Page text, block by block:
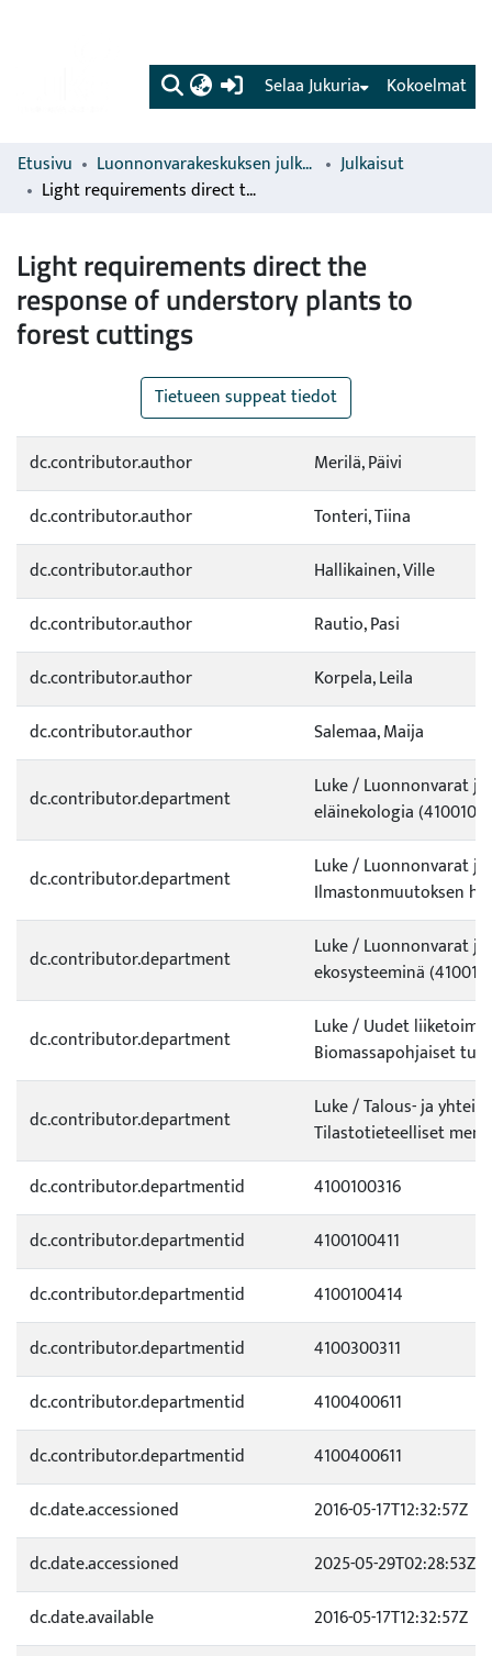
(current) Kokoelmat
Selaa Jukuria
Etusivu Luonnonvarakeskuksen julkaisut
Julkaisut
Light requirements direct the response of understory plants to forest cuttings
Light requirements direct the
response of understory plants to
forest cuttings
Tietueen suppeat tiedot
dc.contributor.author
Merilä, Päivi
dc.contributor.author
Tonteri, Tiina
dc.contributor.author
Hallikainen, Ville
dc.contributor.author
Rautio, Pasi
dc.contributor.author
Korpela, Leila
dc.contributor.author
Salemaa, Maija
dc.contributor.department
Luke / Luonnonvarat
eläinekologia
dc.contributor.department
Luke / Luonnonvarat
Ilmastonmuutoksen
dc.contributor.department
Luke / Luonnonvarat
ekosysteeminä
dc.contributor.department
Luke / Uudet
Biomassapohjaiset
dc.contributor.department
Luke / Talous- ja
Tilastotieteelliset
dc.contributor.departmentid
4100100316
dc.contributor.departmentid
4100100411
dc.contributor.departmentid
4100100414
dc.contributor.departmentid
4100300311
dc.contributor.departmentid
4100400611
dc.contributor.departmentid
4100400611
dc.date.accessioned
2016-05-17T12:32:57Z
dc.date.accessioned
2025-05-29T02:28:53Z
dc.date.available
2016-05-17T12:32:57Z